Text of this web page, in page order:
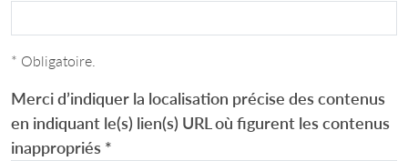
* Obligatoire.
Merci d’indiquer la localisation précise des contenus
en indiquant le(s) lien(s) URL où figurent les contenus
inappropriés *